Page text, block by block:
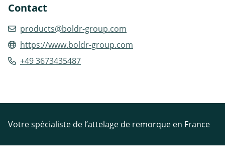
Contact
products@boldr-group.com
https://www.boldr-group.com
+49 3673435487
Votre spécialiste de l’attelage de remorque en France